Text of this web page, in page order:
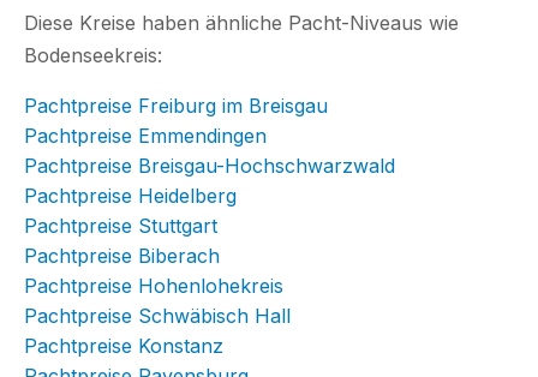
Diese Kreise haben ähnliche Pacht-Niveaus wie
Bodenseekreis:
Pachtpreise Freiburg im Breisgau
Pachtpreise Emmendingen
Pachtpreise Breisgau-Hochschwarzwald
Pachtpreise Heidelberg
Pachtpreise Stuttgart
Pachtpreise Biberach
Pachtpreise Hohenlohekreis
Pachtpreise Schwäbisch Hall
Pachtpreise Konstanz